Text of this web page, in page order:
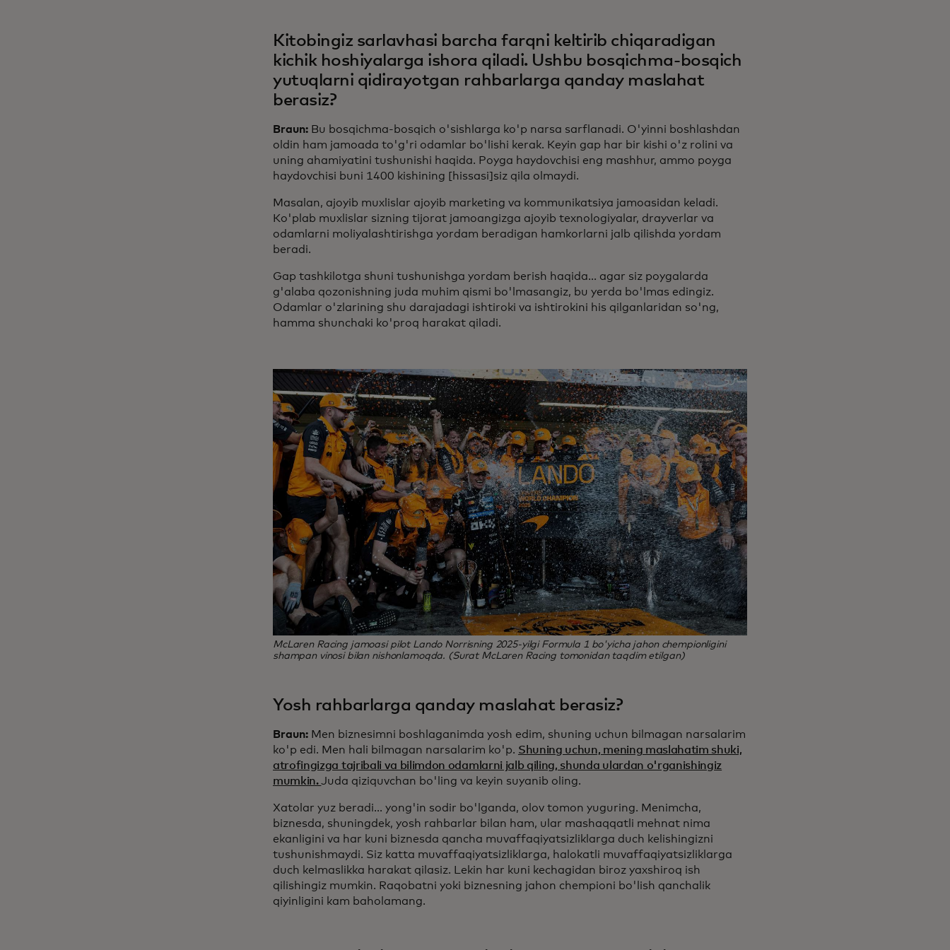
Kitobingiz sarlavhasi barcha farqni keltirib chiqaradigan
kichik hoshiyalarga ishora qiladi. Ushbu bosqichma-bosqich
yutuqlarni qidirayotgan rahbarlarga qanday maslahat
berasiz?
Braun: Bu bosqichma-bosqich o'sishlarga ko'p narsa sarflanadi. O'yinni boshlashdan
oldin ham jamoada to'g'ri odamlar bo'lishi kerak. Keyin gap har bir kishi o'z rolini va
uning ahamiyatini tushunishi haqida. Poyga haydovchisi eng mashhur, ammo poyga
haydovchisi buni 1400 kishining [hissasi]siz qila olmaydi.
Masalan, ajoyib muxlislar ajoyib marketing va kommunikatsiya jamoasidan keladi.
Ko'plab muxlislar sizning tijorat jamoangizga ajoyib texnologiyalar, drayverlar va
odamlarni moliyalashtirishga yordam beradigan hamkorlarni jalb qilishda yordam
beradi.
Gap tashkilotga shuni tushunishga yordam berish haqida... agar siz poygalarda
g'alaba qozonishning juda muhim qismi bo'lmasangiz, bu yerda bo'lmas edingiz.
Odamlar o'zlarining shu darajadagi ishtiroki va ishtirokini his qilganlaridan so'ng,
hamma shunchaki ko'proq harakat qiladi.
McLaren Racing jamoasi pilot Lando Norrisning 2025-yilgi Formula 1 bo'yicha jahon chempionligini
shampan vinosi bilan nishonlamoqda. (Surat McLaren Racing tomonidan taqdim etilgan)
Yosh rahbarlarga qanday maslahat berasiz?
Braun: Men biznesimni boshlaganimda yosh edim, shuning uchun bilmagan narsalarim
ko'p edi. Men hali bilmagan narsalarim ko'p. Shuning uchun, mening maslahatim shuki,
atrofingizga tajribali va bilimdon odamlarni jalb qiling, shunda ulardan o'rganishingiz
mumkin.Juda qiziquvchan bo'ling va keyin suyanib oling.
Xatolar yuz beradi... yong'in sodir bo'lganda, olov tomon yuguring. Menimcha,
biznesda, shuningdek, yosh rahbarlar bilan ham, ular mashaqqatli mehnat nima
ekanligini va har kuni biznesda qancha muvaffaqiyatsizliklarga duch kelishingizni
tushunishmaydi. Siz katta muvaffaqiyatsizliklarga, halokatli muvaffaqiyatsizliklarga
duch kelmaslikka harakat qilasiz. Lekin har kuni kechagidan biroz yaxshiroq ish
qilishingiz mumkin. Raqobatni yoki biznesning jahon chempioni bo'lish qanchalik
qiyinligini kam baholamang.